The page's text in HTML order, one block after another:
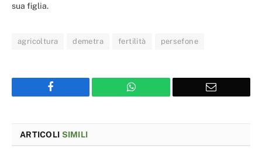
sua figlia.
agricoltura demetra fertilità persefone
WhatsApp Email
ARTICOLI SIMILI